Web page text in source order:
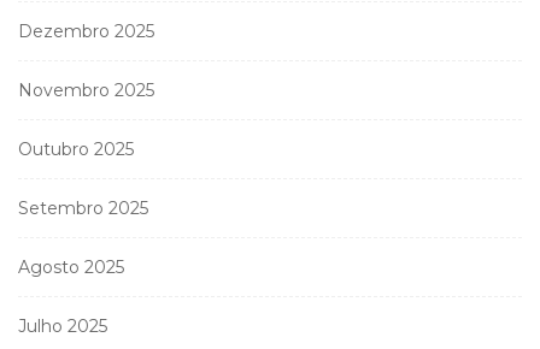
Dezembro 2025
Novembro 2025
Outubro 2025
Setembro 2025
Agosto 2025
Julho 2025